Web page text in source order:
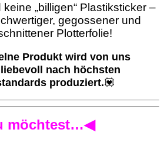
„billigen“ Plastiksticker –
gegossener und
Plotterfolie!
Produkt wird von uns
nach höchsten
produziert.💟
möchtest…◀